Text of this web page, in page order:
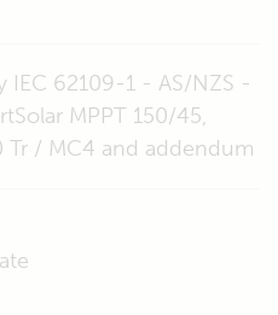
IEC 62109-1 - AS/NZS -
MPPT 150/45,
Tr / MC4 and addendum